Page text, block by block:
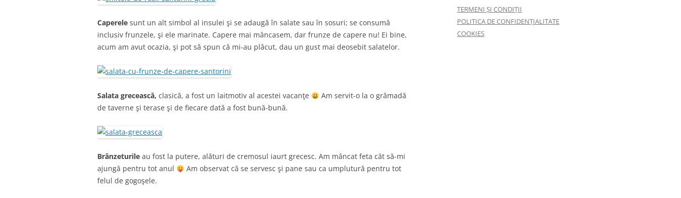
Caperele sunt un alt simbol al insulei şi se adaugă în salate sau în sosuri; se consumă
inclusiv frunzele, şi ele marinate. Capere mai mâncasem, dar frunze de capere nu! Ei bine,
acum am avut ocazia, şi pot să spun că mi-au plăcut, dau un gust mai deosebit salatelor.
Salata grecească, clasică, a fost un laitmotiv al acestei vacanţe
Am servit-o la o grămadă
de taverne şi terase şi de fiecare dată a fost bună-bună.
Brânzeturile au fost la putere, alături de cremosul iaurt grecesc. Am mâncat feta cât să-mi
ajungă pentru tot anul
Am observat că se servesc şi pane sau ca umplutură pentru tot
felul de gogoşele.
TERMENI ȘI CONDIȚII
POLITICA DE CONFIDENȚIALITATE
COOKIES